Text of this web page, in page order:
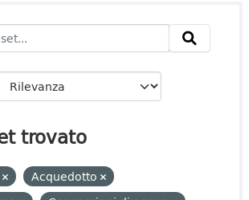
trovato
Acquedotto